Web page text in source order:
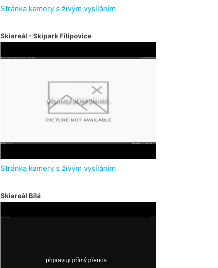
Stránka kamery s živým vysíláním
Skiareál - Skipark Filipovice
Stránka kamery s živým vysíláním
Skiareál Bílá